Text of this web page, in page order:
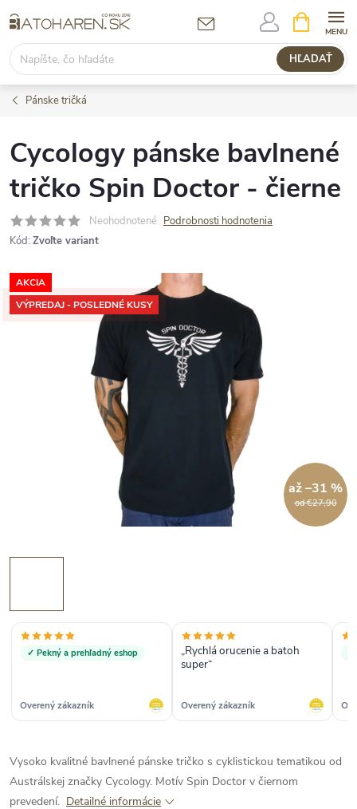
na
obsah
HĽADAŤ
KOŠÍK
Pánske tričká
Cycology pánske bavlnené
tričko Spin Doctor - čierne
Neohodnotené Podrobnosti hodnotenia
Kód: Zvoľte variant
AKCIA
VÝPREDAJ - POSLEDNÉ KUSY
od €27,90
až –31 %
✓ Pekný a prehľadný eshop
Overený zákazník
„Rychlá orucenie a batoh
super“
Overený zákazník
Vysoko kvalitné bavlnené pánske tričko s cyklistickou tematikou od
Austrálskej značky Cycology. Motív Spin Doctor v čiernom
prevedení. Detailné informácie